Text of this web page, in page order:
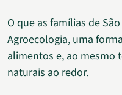
O que as famílias de
Agroecologia, uma
alimentos e, ao mesmo
naturais ao redor.